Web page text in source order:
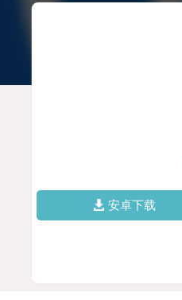
安卓下载